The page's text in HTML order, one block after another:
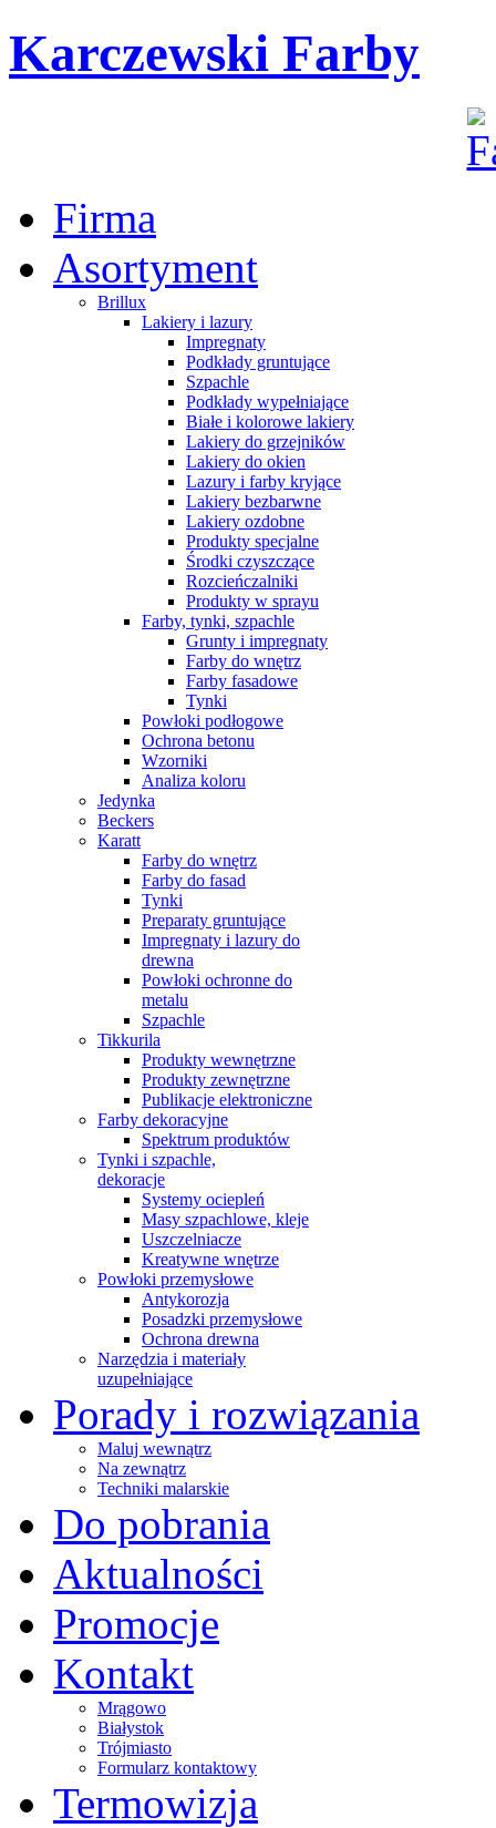
Karczewski Farby
Firma
Asortyment
Brillux
Lakiery i lazury
Impregnaty
Podkłady gruntujące
Szpachle
Podkłady wypełniające
Białe i kolorowe lakiery
Lakiery do grzejników
Lakiery do okien
Lazury i farby kryjące
Lakiery bezbarwne
Lakiery ozdobne
Produkty specjalne
Środki czyszczące
Rozcieńczalniki
Produkty w sprayu
Farby, tynki, szpachle
Grunty i impregnaty
Farby do wnętrz
Farby fasadowe
Tynki
Powłoki podłogowe
Ochrona betonu
Wzorniki
Analiza koloru
Jedynka
Beckers
Karatt
Farby do wnętrz
Farby do fasad
Tynki
Preparaty gruntujące
Impregnaty i lazury do
drewna
Powłoki ochronne do
metalu
Szpachle
Tikkurila
Produkty wewnętrzne
Produkty zewnętrzne
Publikacje elektroniczne
Farby dekoracyjne
Spektrum produktów
Tynki i szpachle,
dekoracje
Systemy ociepleń
Masy szpachlowe, kleje
Uszczelniacze
Kreatywne wnętrze
Powłoki przemysłowe
Antykorozja
Posadzki przemysłowe
Ochrona drewna
Narzędzia i materiały
uzupełniające
Porady i rozwiązania
Maluj wewnątrz
Na zewnątrz
Techniki malarskie
Do pobrania
Aktualności
Promocje
Kontakt
Mrągowo
Białystok
Trójmiasto
Formularz kontaktowy
Termowizja